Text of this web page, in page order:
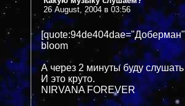
26 August, 2004 в 03:56
bloom
А через 2 минуты буду
И это круто.
NIRVANA FOREVER